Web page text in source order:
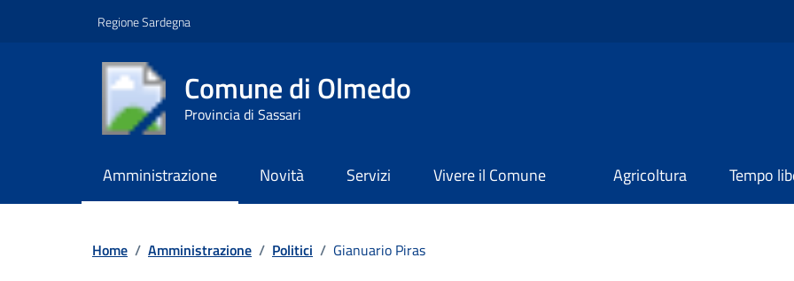
Regione Sardegna
Comune di Olmedo
Provincia di Sassari
Amministrazione Novità Servizi Vivere il Comune Agricoltura Tempo
Home / Amministrazione / Politici / Gianuario Piras